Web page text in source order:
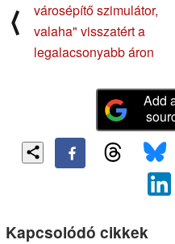
⟨
városépítő szimulátor,
valaha" visszatért a
legalacsonyabb áron
Add
Kapcsolódó cikkek